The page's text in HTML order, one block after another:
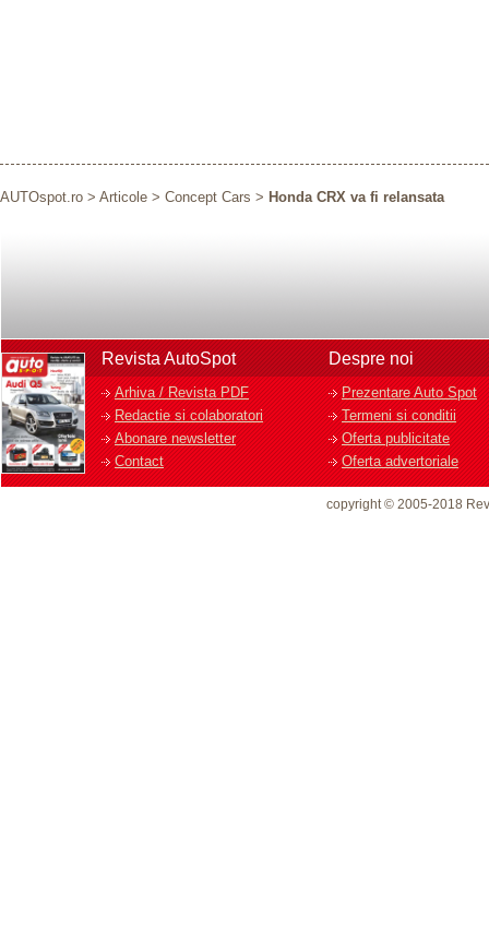
AUTOspot.ro > Articole > Concept Cars > Honda CRX va fi relansata
Revista AutoSpot
Arhiva / Revista PDF
Redactie si colaboratori
Abonare newsletter
Contact
Despre noi
Prezentare Auto Spot
Termeni si conditii
Oferta publicitate
Oferta advertoriale
copyright © 2005-2018